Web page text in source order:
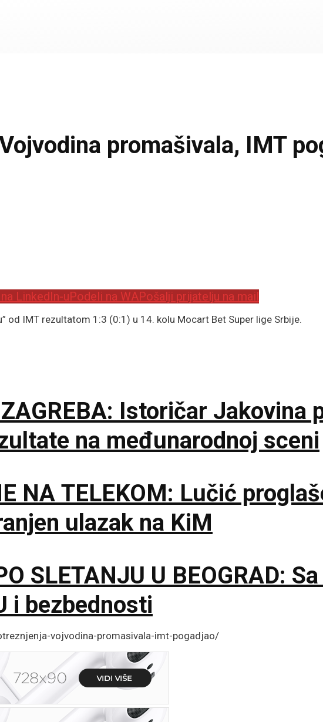
promašivala, IMT
LinkedIn-uPodeli na WAPošalji prijatelju na mail
od IMT rezultatom 1:3 (0:1) u 14. kolu Mocart Bet Super lige Srbije.
Istoričar Jakovina
na međunarodnoj sceni
NA TELEKOM: Lučić
ulazak na KiM
SLETANJU U BEOGRAD:
i bezbednosti
vojvodina-promasivala-imt-pogadjao/